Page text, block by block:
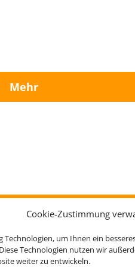
Cookie-Zustimmung
um Ihnen ein
Technologien nutzen wir
weiter zu entwickeln.
Mehr
Rechtliche
|